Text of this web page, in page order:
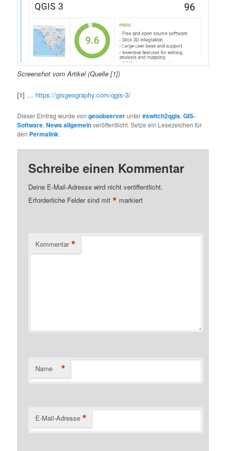
Screenshot vom Artikel (Quelle [1])
[1] … https://gisgeography.com/qgis-3/
Dieser Eintrag wurde vongeoobserverunter#switch2qgis,GIS-
Software,News allgemeinveröffentlicht. Setze ein Lesezeichen für
den Permalink.
Schreibe einen Kommentar
Deine E-Mail-Adresse wird nicht veröffentlicht.
Erforderliche Felder sind mit* markiert
Kommentar *
Name *
E-Mail-Adresse *